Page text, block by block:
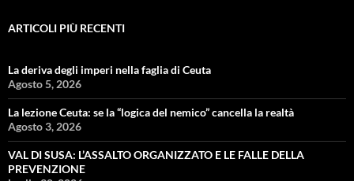
ARTICOLI PIÙ RECENTI
La deriva degli imperi nella faglia di Ceuta
Agosto 5, 2026
La lezione Ceuta: se la “logica del nemico” cancella la realtà
Agosto 3, 2026
VAL DI SUSA: L’ASSALTO ORGANIZZATO E LE FALLE DELLA
PREVENZIONE